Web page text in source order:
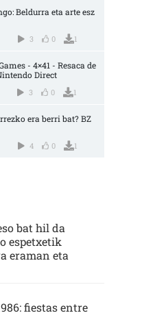
Beldurra eta arte esz
3 0 1
- 4×41 - Resaca de
Direct
3 0 1
era berri bat? BZ
4 0 1
bat hil da
espetxetik
eraman eta
fiestas entre